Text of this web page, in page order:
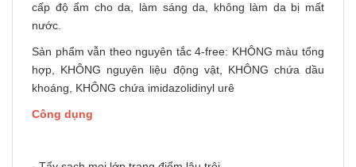
cấp độ ẩm cho da, làm sáng da, không làm da bị mất
nước.
Sản phẩm vẫn theo nguyên tắc 4-free: KHÔNG màu tổng
hợp, KHÔNG nguyên liệu động vật, KHÔNG chứa dầu
khoáng, KHÔNG chứa imidazolidinyl urê
Công dụng